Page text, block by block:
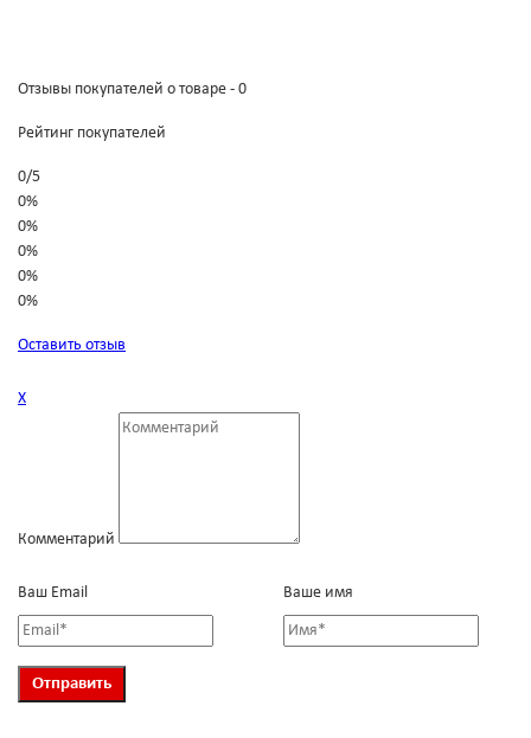
Отзывы покупателей о товаре - 0
Рейтинг покупателей
0/5
0%
0%
0%
0%
0%
Оставить отзыв
Х
Комментарий
Ваш Email Ваше имя